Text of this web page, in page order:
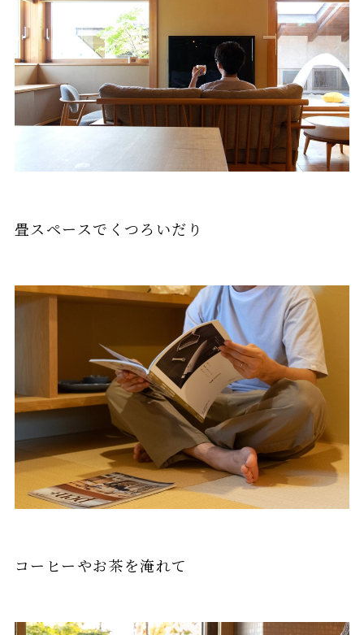
畳スペースでくつろいだり
コーヒーやお茶を淹れて